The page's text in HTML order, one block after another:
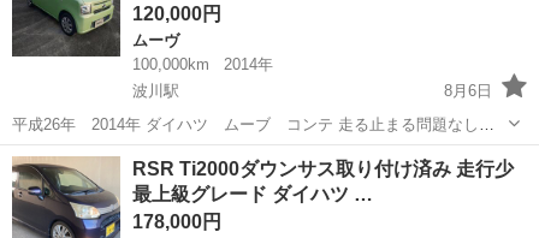
120,000円
ムーヴ
100,000km
2014年
波川駅
8月6日
平成26年 2014年 ダイハツ ムーブ コンテ 走る止まる問題なし、
不具合有りませんがノークレームでお願いします。 エアコンバッチリ
冷えます。 タイヤ155 65 14 ４本ともバリ山 後期型でオイル食いはあ
り...
高知 土佐市 ムーヴ
RSR Ti2000ダウンサス取り付け済み 走行少
最上級グレード ダイハツ …
178,000円